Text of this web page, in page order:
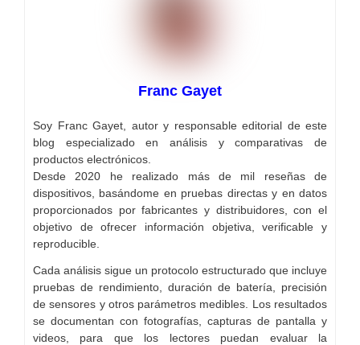
Franc Gayet
Soy Franc Gayet, autor y responsable editorial de este
blog especializado en análisis y comparativas de
productos electrónicos.
Desde 2020 he realizado más de mil reseñas de
dispositivos, basándome en pruebas directas y en datos
proporcionados por fabricantes y distribuidores, con el
objetivo de ofrecer información objetiva, verificable y
reproducible.
Cada análisis sigue un protocolo estructurado que incluye
pruebas de rendimiento, duración de batería, precisión
de sensores y otros parámetros medibles. Los resultados
se documentan con fotografías, capturas de pantalla y
videos, para que los lectores puedan evaluar la